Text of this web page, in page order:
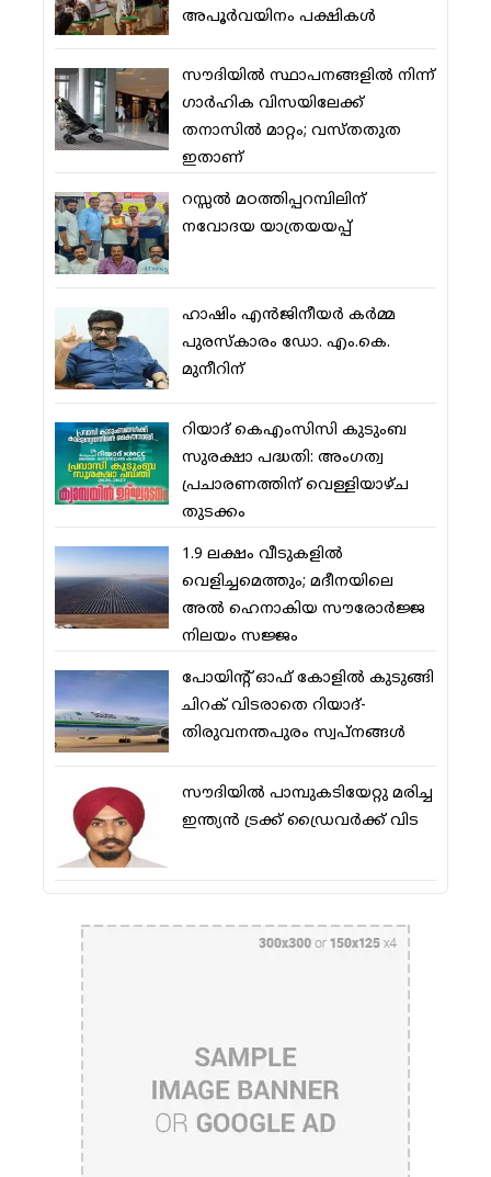
അപൂര്‍വയിനം പക്ഷികള്‍
സൗദിയില്‍ സ്ഥാപനങ്ങളില്‍ നിന്ന്
ഗാര്‍ഹിക വിസയിലേക്ക്
തനാസില്‍ മാറ്റം; വസ്തതുത
ഇതാണ്
റസ്സല്‍ മഠത്തിപ്പറമ്പിലിന്
നവോദയ യാത്രയയപ്പ്
ഹാഷിം എന്‍ജിനീയര്‍ കര്‍മ്മ
പുരസ്‌കാരം ഡോ. എം.കെ.
മുനീറിന്
റിയാദ് കെഎംസിസി കുടുംബ
സുരക്ഷാ പദ്ധതി: അംഗത്വ
പ്രചാരണത്തിന് വെള്ളിയാഴ്ച
തുടക്കം
1.9 ലക്ഷം വീടുകളില്‍
വെളിച്ചമെത്തും; മദീനയിലെ
അല്‍ ഹെനാകിയ സൗരോര്‍ജ്ജ
നിലയം സജ്ജം
പോയിന്റ് ഓഫ് കോളില്‍ കുടുങ്ങി
ചിറക് വിടരാതെ റിയാദ്-
തിരുവനന്തപുരം സ്വപ്നങ്ങള്‍
സൗദിയിൽ പാമ്പുകടിയേറ്റു മരിച്ച
ഇന്ത്യൻ ട്രക്ക് ഡ്രൈവർക്ക് വിട